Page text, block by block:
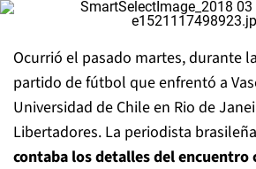
Ocurrió el pasado martes, durante
partido de fútbol que enfrentó a
Universidad de Chile en Rio de
Libertadores. La periodista brasileña
contaba los detalles del encuentro